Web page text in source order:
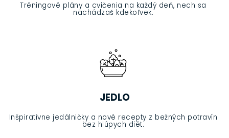
Tréningové plány a cvičenia na každý deň, nech sa
nachádzaš kdekoľvek.
JEDLO
Inšpiratívne jedálničky a nové recepty z bežných potravín
bez hlúpych diét.